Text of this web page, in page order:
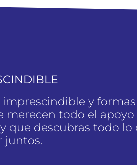
y
merecen todo el apoyo
que descubras todo lo
juntos.